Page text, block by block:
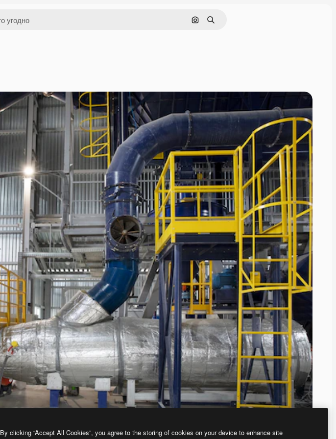
Поиск по изображению
Поиск
By clicking “Accept All Cookies”, you agree to the storing of cookies on your device to enhance site